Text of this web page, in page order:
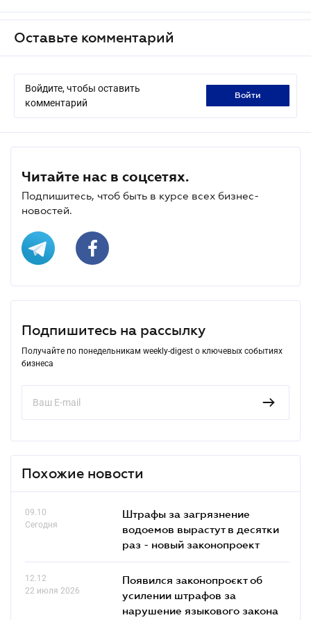
Оставьте комментарий
Войдите, чтобы оставить
комментарий
войти
Читайте нас в соцсетях.
Подпишитесь, чтоб быть в курсе всех бизнес-
новостей.
Подпишитесь на рассылку
Получайте по понедельникам weekly-digest о ключевых событиях
бизнеса
Похожие новости
09.10
Сегодня
Штрафы за загрязнение
водоемов вырастут в десятки
раз - новый законопроект
12.12
22 июля 2026
Появился законопроєкт об
усилении штрафов за
нарушение языкового закона